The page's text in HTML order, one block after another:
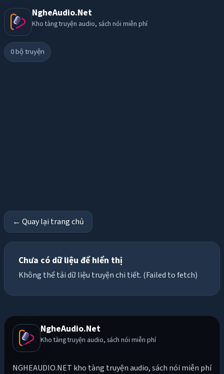
NgheAudio.Net
Kho tàng truyện audio, sách nói miễn phí
0bộ truyện
← Quay lại trang chủ
Chưa có dữ liệu để hiển thị
Không thể tải dữ liệu truyện chi tiết. (Failed to fetch)
NgheAudio.Net
Kho tàng truyện audio, sách nói miễn phí
NGHEAUDIO.NET kho tàng truyện audio, sách nói miễn phí